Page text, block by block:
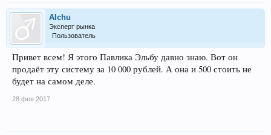
Alchu
Эксперт рынка
Пользователь
Привет всем! Я этого Павлика Эльбу давно знаю. Вот он
продаёт эту систему за 10 000 рублей. А она и 500 стоить не
будет на самом деле.
28 фев 2017